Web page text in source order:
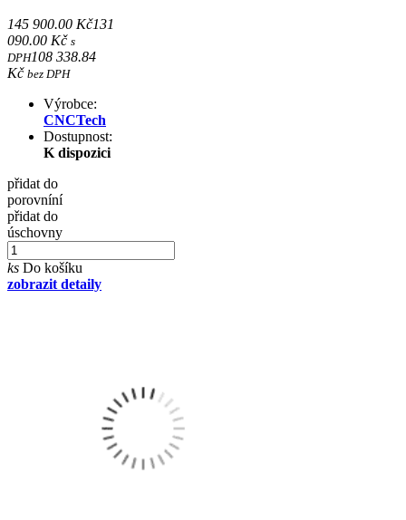
145 900.00 Kč131
090.00 Kč s
DPH108 338.84
Kč bez DPH
Výrobce:
CNCTech
Dostupnost:
K dispozici
přidat do
porovníní
přidat do
úschovny
ks Do košíku
zobrazit detaily